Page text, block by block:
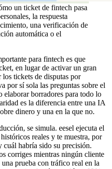
un ticket de fintech pasa
la respuesta
una verificación de
automática o el
para fintech es que
en lugar de activar un gran
tickets de disputas por
por sí sola las preguntas sobre el
elaborar borradores para todo lo
es la diferencia entre una IA
dinero y una en la que no.
se simula. eesel ejecuta el
reales y te muestra, por
cuál habría sido su precisión.
corriges mientras ningún cliente
prueba con tráfico real en la